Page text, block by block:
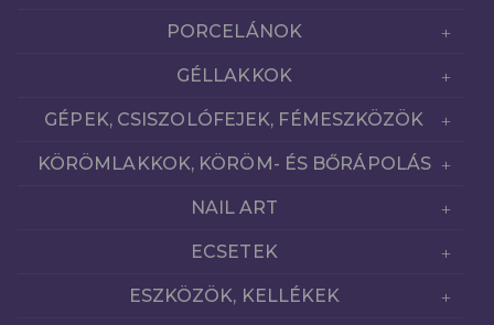
PORCELÁNOK
GÉLLAKKOK
GÉPEK, CSISZOLÓFEJEK, FÉMESZKÖZÖK
KÖRÖMLAKKOK, KÖRÖM- ÉS BŐRÁPOLÁS
NAIL ART
ECSETEK
ESZKÖZÖK, KELLÉKEK